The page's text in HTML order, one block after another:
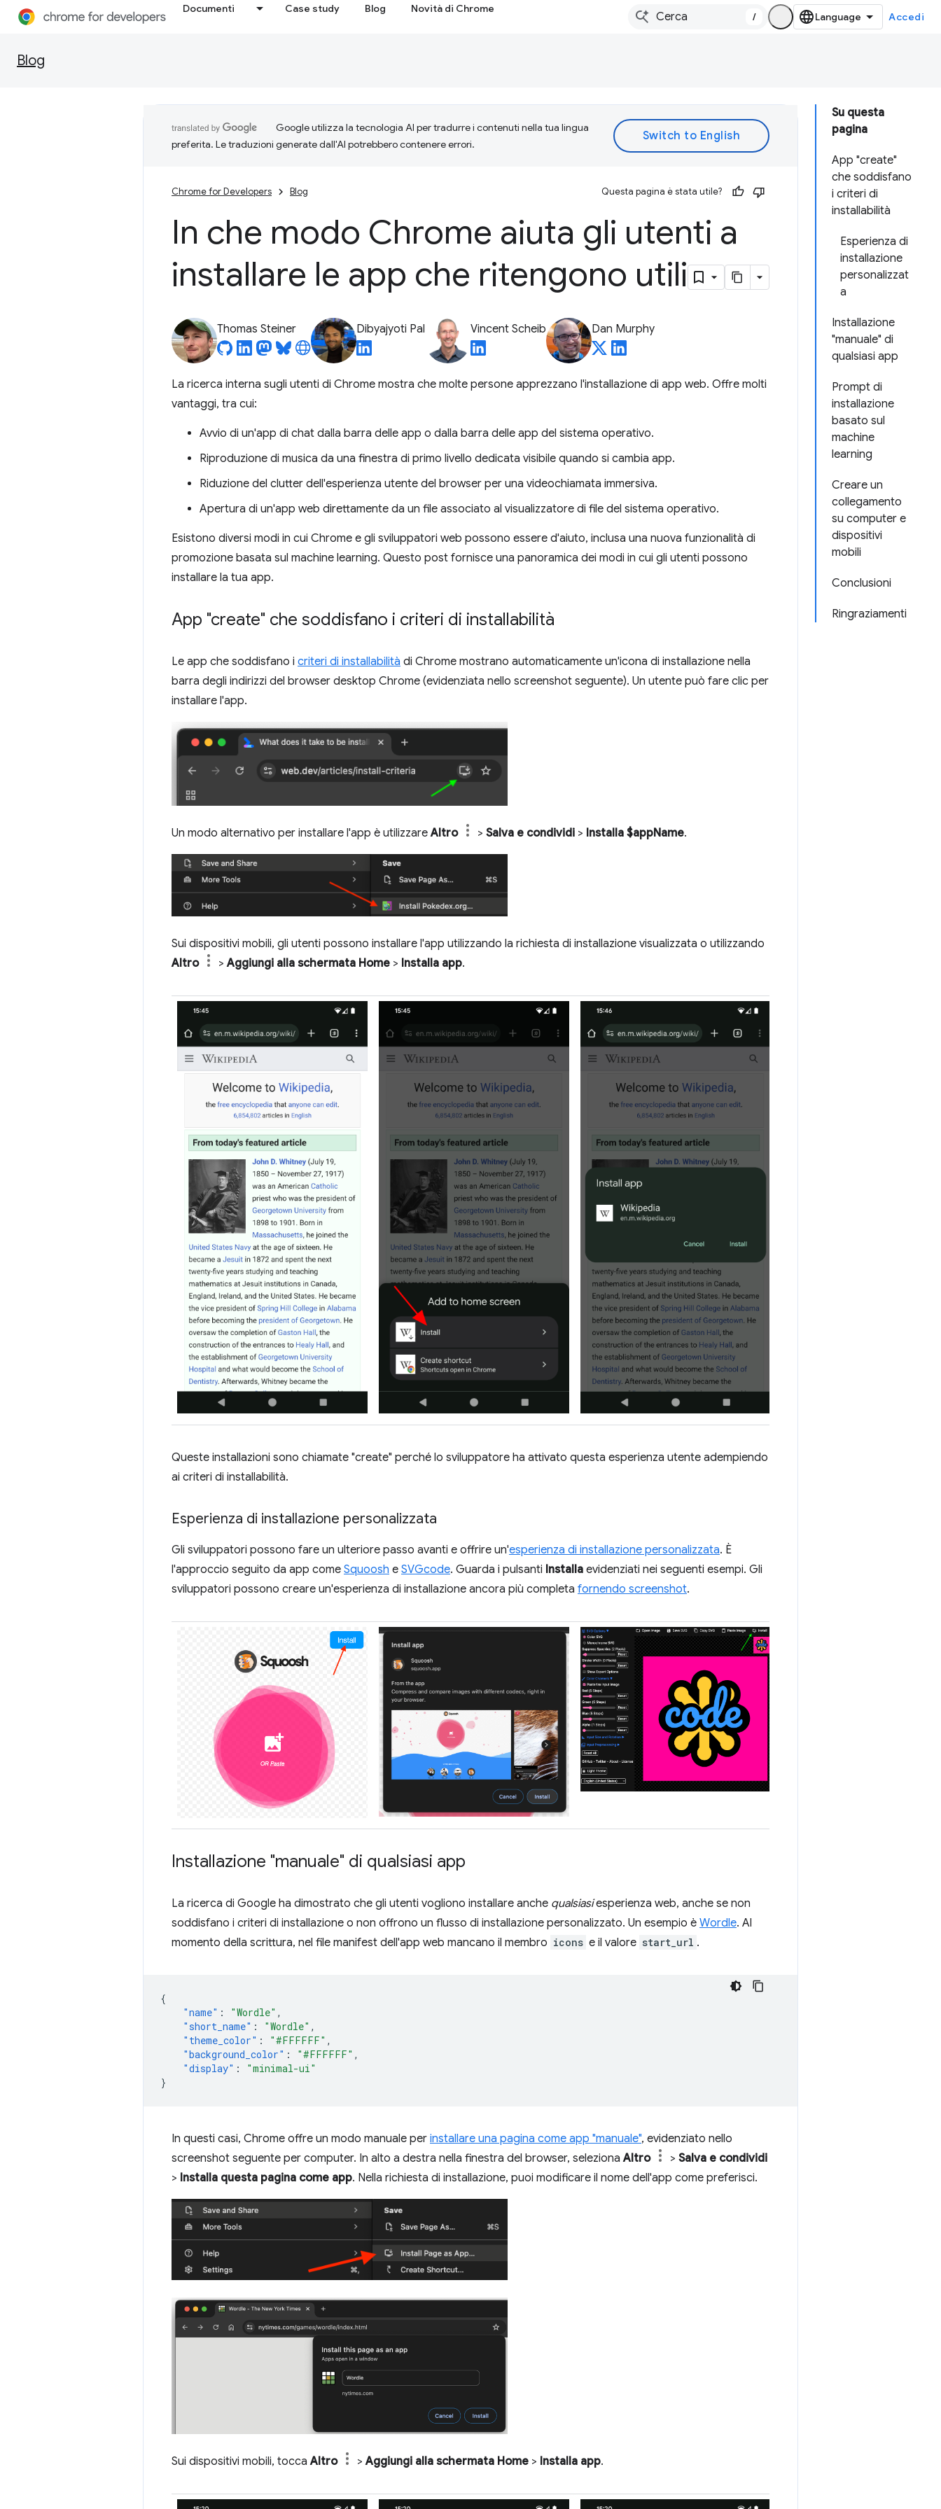
Documenti Case study Blog Novità di Chrome
/ Accedi
Blog
Su questa
pagina
App "create"
che soddisfano
i criteri di
installabilità
Esperienza di
installazione
personalizzat
a
Installazione
"manuale" di
qualsiasi app
Prompt di
installazione
basato sul
machine
learning
Creare un
collegamento
su computer e
dispositivi
mobili
Conclusioni
Ringraziamenti
Google utilizza la tecnologia AI per tradurre i contenuti nella tua lingua
preferita. Le traduzioni generate dall'AI potrebbero contenere errori.
Chrome for Developers Blog Questa pagina è stata utile?
In che modo Chrome aiuta gli utenti a
installare le app che ritengono utili
Thomas Steiner Dibyajyoti Pal Vincent Scheib Dan Murphy
La ricerca interna sugli utenti di Chrome mostra che molte persone apprezzano l'installazione di app web. Offre molti
vantaggi, tra cui:
Avvio di un'app di chat dalla barra delle app o dalla barra delle app del sistema operativo.
Riproduzione di musica da una finestra di primo livello dedicata visibile quando si cambia app.
Riduzione del clutter dell'esperienza utente del browser per una videochiamata immersiva.
Apertura di un'app web direttamente da un file associato al visualizzatore di file del sistema operativo.
Esistono diversi modi in cui Chrome e gli sviluppatori web possono essere d'aiuto, inclusa una nuova funzionalità di
promozione basata sul machine learning. Questo post fornisce una panoramica dei modi in cui gli utenti possono
installare la tua app.
App "create" che soddisfano i criteri di installabilità
Le app che soddisfano i criteri di installabilità di Chrome mostrano automaticamente un'icona di installazione nella
barra degli indirizzi del browser desktop Chrome (evidenziata nello screenshot seguente). Un utente può fare clic per
installare l'app.
Un modo alternativo per installare l'app è utilizzareAltro > Salva e condividi > Installa $appName.
Sui dispositivi mobili, gli utenti possono installare l'app utilizzando la richiesta di installazione visualizzata o utilizzando
Altro
>Aggiungi alla schermata Home > Installa app.
Queste installazioni sono chiamate "create" perché lo sviluppatore ha attivato questa esperienza utente adempiendo
ai criteri di installabilità.
Esperienza di installazione personalizzata
Gli sviluppatori possono fare un ulteriore passo avanti e offrire un'esperienza di installazione personalizzata. È
l'approccio seguito da app come Squoosh e SVGcode. Guarda i pulsanti Installa evidenziati nei seguenti esempi. Gli
sviluppatori possono creare un'esperienza di installazione ancora più completa fornendo screenshot.
Installazione "manuale" di qualsiasi app
La ricerca di Google ha dimostrato che gli utenti vogliono installare anche qualsiasiesperienza web, anche se non
soddisfano i criteri di installazione o non offrono un flusso di installazione personalizzato. Un esempio è Wordle. Al
momento della scrittura, nel file manifest dell'app web mancano il membro icons e il valore start_url .
{
"name" : "Wordle" ,
"short_name" : "Wordle" ,
"theme_color" : "#FFFFFF" ,
"background_color" : "#FFFFFF" ,
"display" :
"minimal-ui"
}
In questi casi, Chrome offre un modo manuale per installare una pagina come app "manuale", evidenziato nello
screenshot seguente per computer. In alto a destra nella finestra del browser, selezionaAltro > Salva e condividi
> Installa questa pagina come app. Nella richiesta di installazione, puoi modificare il nome dell'app come preferisci.
Sui dispositivi mobili, toccaAltro >Aggiungi alla schermata Home > Installa app.